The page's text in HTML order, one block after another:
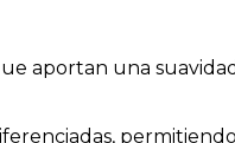
aportan una